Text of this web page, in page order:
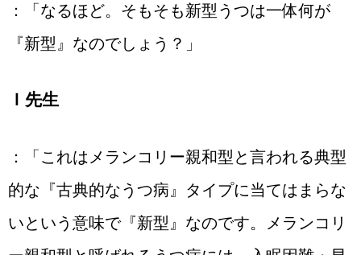
：「なるほど。そもそも新型うつは一体何が
『新型』なのでしょう？」
Ｉ先生
：「これはメランコリー親和型と言われる典型
的な『古典的なうつ病』タイプに当てはまらな
いという意味で『新型』なのです。メランコリ